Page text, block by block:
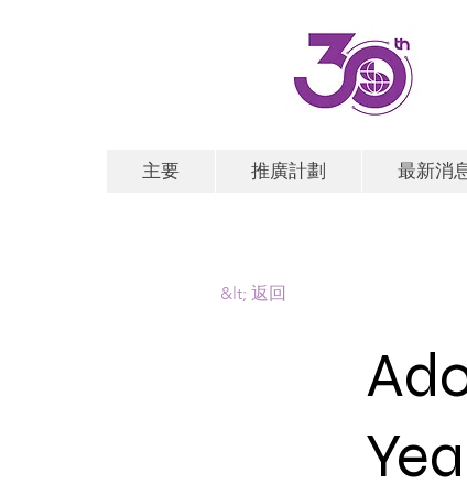
主要 推廣計劃 最新消
&lt; 返回